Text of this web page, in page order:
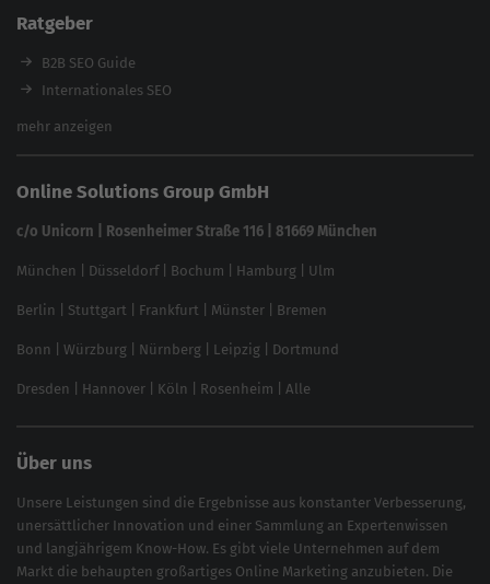
Backlink-Check
Ladezeiten-Check
Brand Protection Tool
Website SEO Check
feed2content.ai
Ratgeber
B2B SEO Guide
Internationales SEO
eCommerce SEO
In ChatGPT gefunden werden
Linkbuilding 2025
Local SEO
SEO für Online Shops
Brand Monitoring 2025
mehr anzeigen
Online Solutions Group GmbH
c/o Unicorn | Rosenheimer Straße 116 | 81669 München
München Düsseldorf| Bochum Hamburg Ulm
Berlin Stuttgart Frankfurt Münster Bremen
Bonn Würzburg Nürnberg Leipzig Dortmund
Dresden Hannover Köln Rosenheim Alle
Über uns
Unsere Leistungen sind die Ergebnisse aus konstanter Verbesserung,
unersättlicher Innovation und einer Sammlung an Expertenwissen
und langjährigem Know-How. Es gibt viele Unternehmen auf dem
Markt die behaupten großartiges Online Marketing anzubieten. Die